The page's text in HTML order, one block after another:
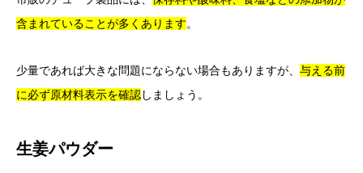
含まれていることが多くあります。
少量であれば大きな問題にならない場合もありますが、 与える前
に必ず原材料表示を確認しましょう。
生姜パウダー